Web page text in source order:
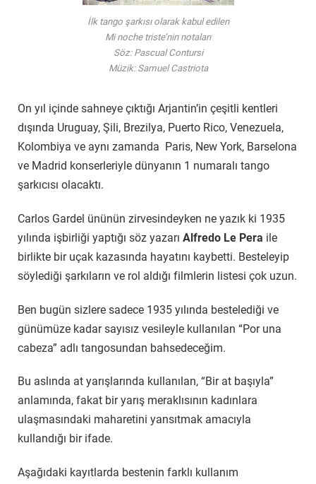
İlk tango şarkısı olarak kabul edilen
Mi noche triste’nin notaları
Söz: Pascual Contursi
Müzik: Samuel Castriota
On yıl içinde sahneye çıktığı Arjantin’in çeşitli kentleri
dışında Uruguay, Şili, Brezilya, Puerto Rico, Venezuela,
Kolombiya ve aynı zamanda Paris, New York, Barselona
ve Madrid konserleriyle dünyanın 1 numaralı tango
şarkıcısı olacaktı.
Carlos Gardel ününün zirvesindeyken ne yazık ki 1935
yılında işbirliği yaptığı söz yazarı Alfredo Le Pera ile
birlikte bir uçak kazasında hayatını kaybetti. Besteleyip
söylediği şarkıların ve rol aldığı filmlerin listesi çok uzun.
Ben bugün sizlere sadece 1935 yılında bestelediği ve
günümüze kadar sayısız vesileyle kullanılan “Por una
cabeza” adlı tangosundan bahsedeceğim.
Bu aslında at yarışlarında kullanılan, “Bir at başıyla”
anlamında, fakat bir yarış meraklısının kadınlara
ulaşmasındaki maharetini yansıtmak amacıyla
kullandığı bir ifade.
Aşağıdaki kayıtlarda bestenin farklı kullanım